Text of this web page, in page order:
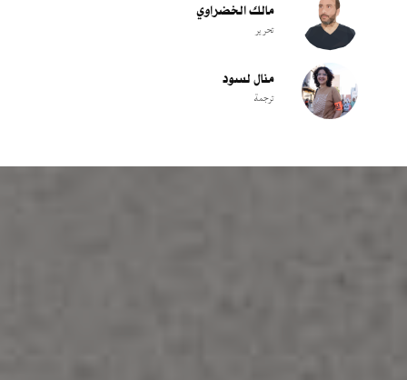
مالك الخضراوي
تحرير
منال لسود
ترجمة